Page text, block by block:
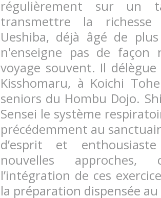
régulièrement sur un
transmettre la
Ueshiba, déjà âgé de
n'enseigne pas de
voyage souvent. Il
Kisshomaru, à Koichi
seniors du Hombu Dojo.
Sensei le système
précédemment au
d’esprit et
nouvelles
l’intégration de ces
la préparation dispensée